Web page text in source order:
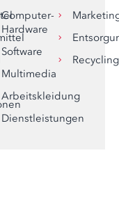
Computer-
Hardware
Software
Multimedia
Arbeitskleidung
Dienstleistungen
Recycling